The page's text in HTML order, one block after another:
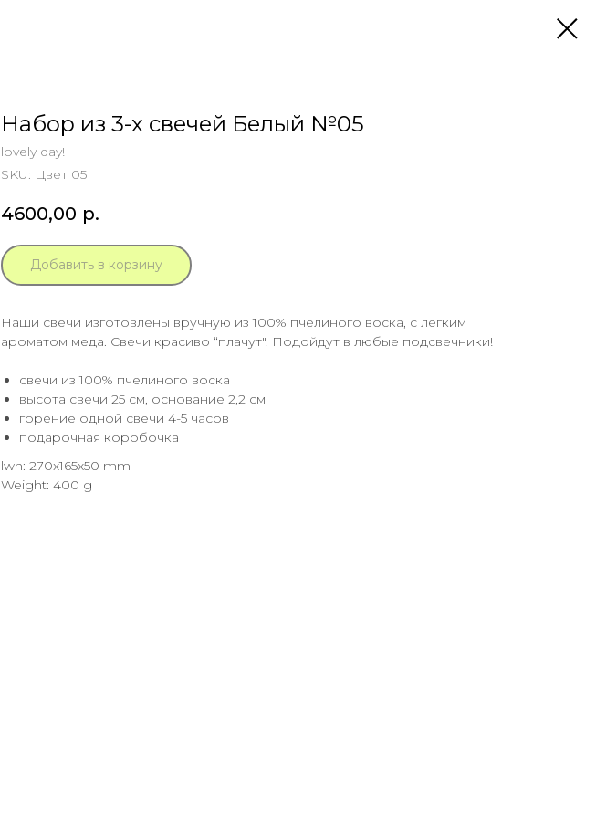
Набор из 3-х свечей Белый №05
lovely day!
SKU: Цвет 05
4600,00 р.
Добавить в корзину
Наши свечи изготовлены вручную из 100% пчелиного воска, с легким
ароматом меда. Свечи красиво “плачут". Подойдут в любые подсвечники!
свечи из 100% пчелиного воска
высота свечи 25 см, основание 2,2 см
горение одной свечи 4-5 часов
подарочная коробочка
lwh: 270x165x50 mm
Weight: 400 g